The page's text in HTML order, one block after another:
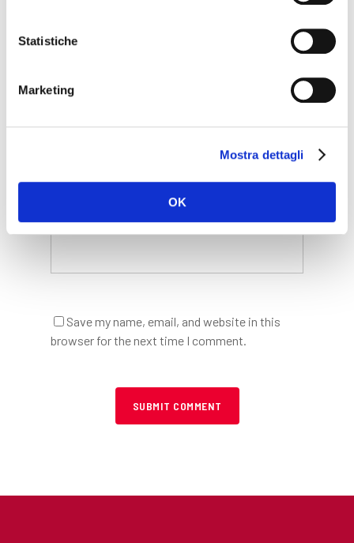
Statistiche
Marketing
Mostra dettagli
OK
Name
Save my name, email, and website in this
browser for the next time I comment.